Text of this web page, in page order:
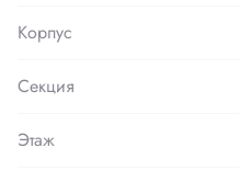
Корпус
Секция
Этаж